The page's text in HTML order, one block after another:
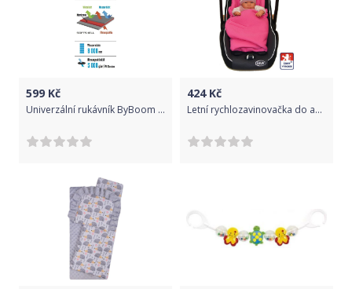
599 Kč
Univerzální rukávník ByBoom Softshell Thermo Aktiv Černá/Černá 2020
424Kč
Letní rychlozavinovačka do autosedačky, jednobarevná Jahoda